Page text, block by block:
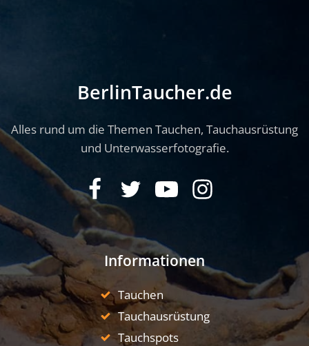
BerlinTaucher.de
Alles rund um die Themen Tauchen, Tauchausrüstung
und Unterwasserfotografie.
Informationen
Tauchen
Tauchausrüstung
Tauchspots